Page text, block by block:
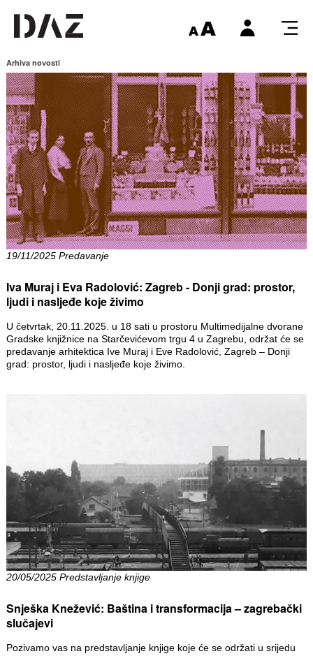
Arhiva novosti
19/11/2025 Predavanje
Iva Muraj i Eva Radolović: Zagreb - Donji grad: prostor,
ljudi i nasljeđe koje živimo
U četvrtak, 20.11.2025. u 18 sati u prostoru Multimedijalne dvorane
Gradske knjižnice na Starčevićevom trgu 4 u Zagrebu, održat će se
predavanje arhitektica Ive Muraj i Eve Radolović, Zagreb – Donji
grad: prostor, ljudi i nasljeđe koje živimo.
20/05/2025 Predstavljanje knjige
Snješka Knežević: Baština i transformacija – zagrebački
slučajevi
Pozivamo vas na predstavljanje knjige koje će se održati u srijedu